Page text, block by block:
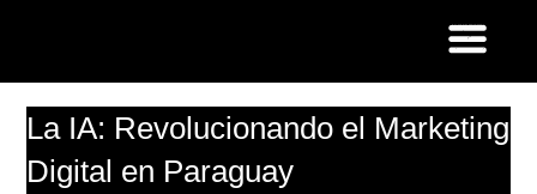
La IA: Revolucionando el Marketing
Digital en Paraguay